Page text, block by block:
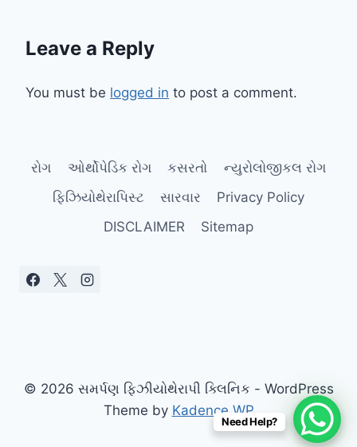
Leave a Reply
You must be logged in to post a comment.
રોગ ઓર્થોપેડિક રોગ કસરતો
ન્યુરોલોજીકલ રોગ
ફિઝિયોથેરાપિસ્ટ
સારવાર
Privacy Policy
DISCLAIMER
Sitemap
© 2026 સમર્પણ ફિઝીયોથેરાપી ક્લિનિક - WordPress
Theme by Kadence WP
Need Help?